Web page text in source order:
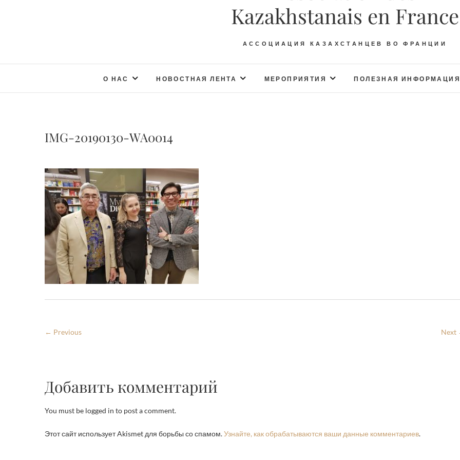
Kazakhstanais en France
АССОЦИАЦИЯ КАЗАХСТАНЦЕВ ВО ФРАНЦИИ
О НАС НОВОСТНАЯ ЛЕНТА МЕРОПРИЯТИЯ ПОЛЕЗНАЯ ИНФОРМАЦИЯ
IMG-20190130-WA0014
← Previous Next
Добавить комментарий
You must be logged in to post a comment.
Этот сайт использует Akismet для борьбы со спамом.Узнайте, как обрабатываются ваши данные комментариев.